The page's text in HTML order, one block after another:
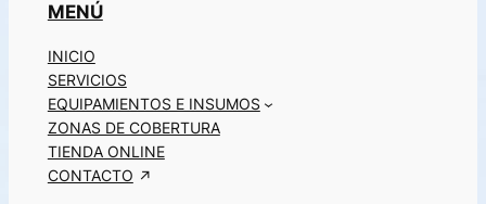
MENÚ
INICIO
SERVICIOS
EQUIPAMIENTOS E INSUMOS
ZONAS DE COBERTURA
TIENDA ONLINE
CONTACTO